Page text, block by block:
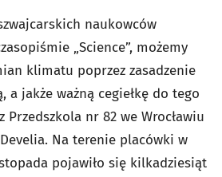
naukowców
„Science”, możemy
klimatu poprzez zasadzenie
a jakże ważną cegiełkę do tego
Przedszkola nr 82 we Wrocławiu
Na terenie placówki w
pojawiło się kilkadziesiąt